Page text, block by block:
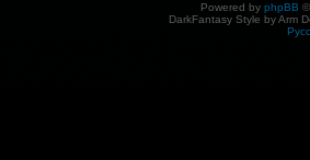
Powered by phpBB
DarkFantasy Style by Arm